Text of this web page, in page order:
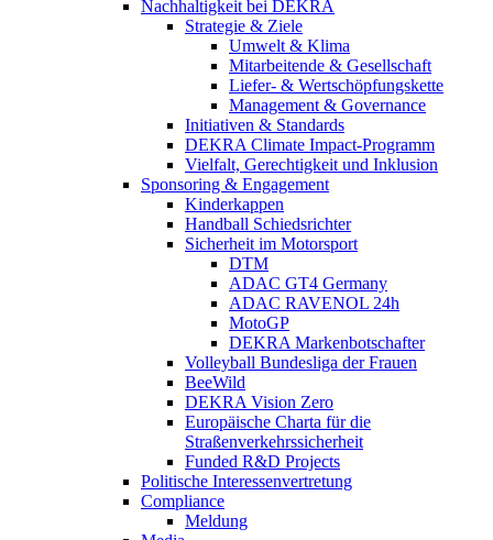
Nachhaltigkeit bei DEKRA
Strategie & Ziele
Umwelt & Klima
Mitarbeitende & Gesellschaft
Liefer- & Wertschöpfungskette
Management & Governance
Initiativen & Standards
DEKRA Climate Impact-Programm
Vielfalt, Gerechtigkeit und Inklusion​
Sponsoring & Engagement
Kinderkappen
Handball Schiedsrichter
Sicherheit im Motorsport
DTM
ADAC GT4 Germany
ADAC RAVENOL 24h
MotoGP
DEKRA Markenbotschafter
Volleyball Bundesliga der Frauen
BeeWild
DEKRA Vision Zero
Europäische Charta für die
Straßenverkehrssicherheit
Funded R&D Projects
Politische Interessenvertretung
Compliance
Meldung